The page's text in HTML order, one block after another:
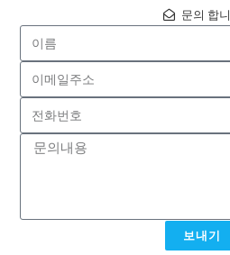
문의 합
보내기